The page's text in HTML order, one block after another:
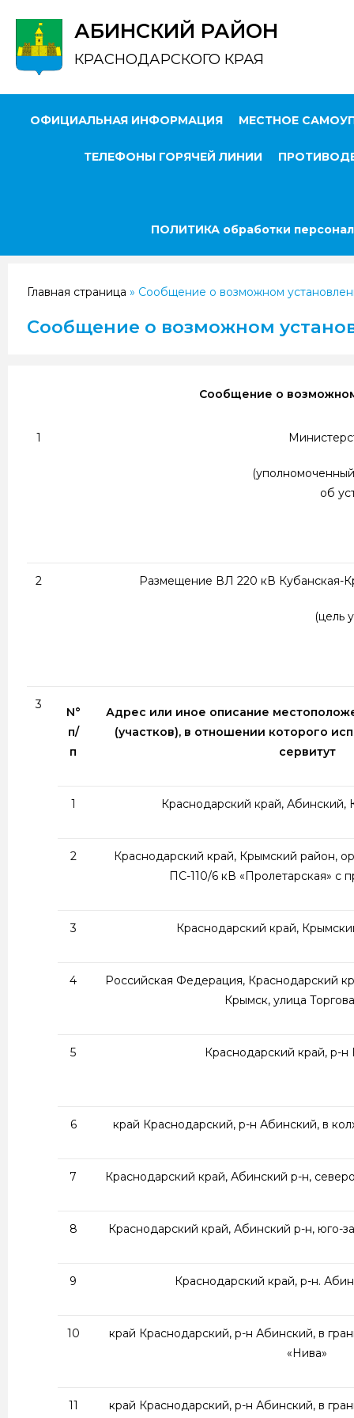
АБИНСКИЙ РАЙОН
КРАСНОДАРСКОГО КРАЯ
ОФИЦИАЛЬНАЯ ИНФОРМАЦИЯ МЕСТНОЕ
ТЕЛЕФОНЫ ГОРЯЧЕЙ ЛИНИИ
ПОЛИТИКА обработки
Главная страница » Сообщение о возможном
Сообщение о возможном
Сообщение о
1
об
2 Размещение ВЛ 220 кВ Кубанская-
(цель
3
N°
п/
п
Адрес или иное описание
(участков), в отношении которого
сервитут
1 Краснодарский край, Абинский,
2
Краснодарский край, Крымский район,
ПС-110/6 кВ «Пролетарская» с
3 Краснодарский край,
4
Российская Федерация, Краснодарский
Крымск, улица
5 Краснодарский край, р-
6 край Краснодарский, р-н Абинский, в
7 Краснодарский край, Абинский р-н,
8 Краснодарский край, Абинский р-н, юго-
9 Краснодарский край, р-н.
10
край Краснодарский, р-н Абинский, в
«Нива»
11 край Краснодарский, р-н Абинский, в